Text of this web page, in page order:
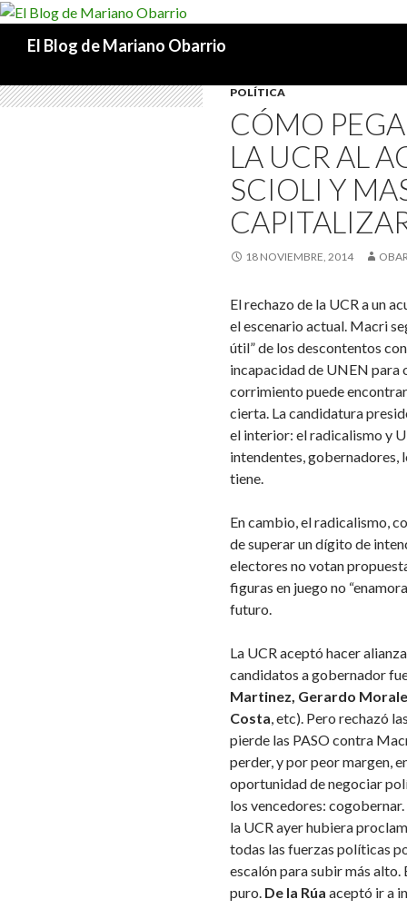
El Blog de Mariano Obarrio
POLÍTICA
CÓMO
LA UCR AL
SCIOLI Y
18 NOVIEMBRE, 2014
El rechazo de la UCR a un
el escenario actual. Macri
útil” de los descontentos
incapacidad de UNEN para
corrimiento puede encontrar
cierta. La candidatura
el interior: el radicalismo y
intendentes, gobernadores,
tiene.
En cambio, el radicalismo,
de superar un dígito de
electores no votan
figuras en juego no
futuro.
La UCR aceptó hacer
candidatos a gobernador
Martinez, Gerardo
Costa, etc). Pero rechazó
pierde las PASO contra
perder, y por peor margen,
oportunidad de negociar
los vencedores:
la UCR ayer hubiera
todas las fuerzas políticas
escalón para subir más alto.
puro. De la Rúa aceptó ir a